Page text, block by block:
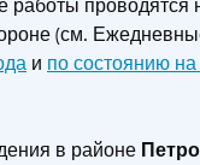
работы проводятся
(см.
и по состоянию
в районе